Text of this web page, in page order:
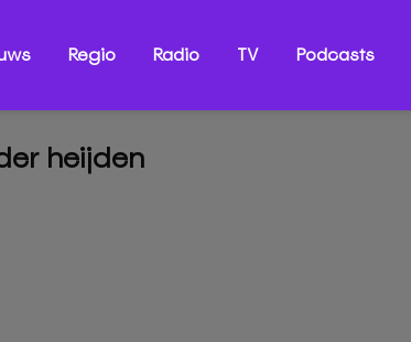
Regio Radio TV Podcasts
heijden